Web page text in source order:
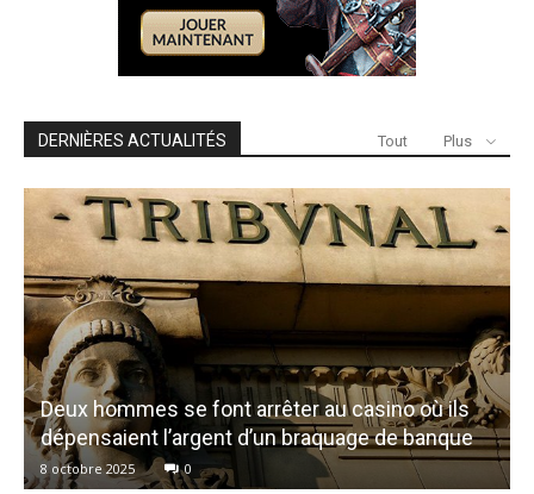
DERNIÈRES ACTUALITÉS Tout Plus
Deux hommes se font arrêter au casino où ils
dépensaient l’argent d’un braquage de banque
8 octobre 2025 0